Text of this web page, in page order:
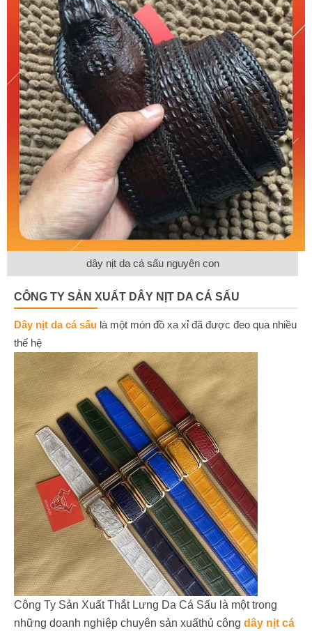
dây nịt da cá sấu nguyên con
CÔNG TY SẢN XUẤT DÂY NỊT DA CÁ SẤU
Dây nịt da cá sấu là một món đồ xa xỉ đã được đeo qua nhiều
thế hệ
Công Ty Sản Xuất Thắt Lưng Da Cá Sấu là một trong
những doanh nghiệp chuyên sản xuấthủ công dây nịt cá